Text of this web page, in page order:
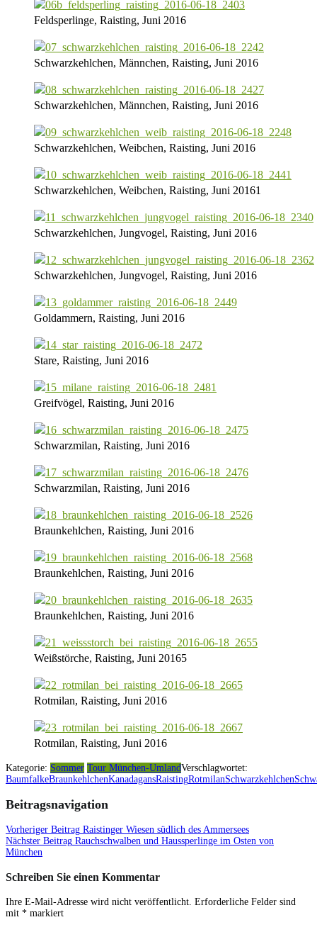
Feldsperlinge, Raisting, Juni 2016
Schwarzkehlchen, Männchen, Raisting, Juni 2016
Schwarzkehlchen, Männchen, Raisting, Juni 2016
Schwarzkehlchen, Weibchen, Raisting, Juni 2016
Schwarzkehlchen, Weibchen, Raisting, Juni 20161
Schwarzkehlchen, Jungvogel, Raisting, Juni 2016
Schwarzkehlchen, Jungvogel, Raisting, Juni 2016
Goldammern, Raisting, Juni 2016
Stare, Raisting, Juni 2016
Greifvögel, Raisting, Juni 2016
Schwarzmilan, Raisting, Juni 2016
Schwarzmilan, Raisting, Juni 2016
Braunkehlchen, Raisting, Juni 2016
Braunkehlchen, Raisting, Juni 2016
Braunkehlchen, Raisting, Juni 2016
Weißstörche, Raisting, Juni 20165
Rotmilan, Raisting, Juni 2016
Rotmilan, Raisting, Juni 2016
Kategorie: Sommer Tour München-UmlandVerschlagwortet:
BaumfalkeBraunkehlchenKanadagansRaistingRotmilanSchwarzkehlchen
Beitragsnavigation
Vorheriger Beitrag Raistinger Wiesen südlich des Ammersees
Nächster Beitrag Rauchschwalben und Haussperlinge im Osten von
München
Schreiben Sie einen Kommentar
Ihre E-Mail-Adresse wird nicht veröffentlicht. Erforderliche Felder sind
mit * markiert